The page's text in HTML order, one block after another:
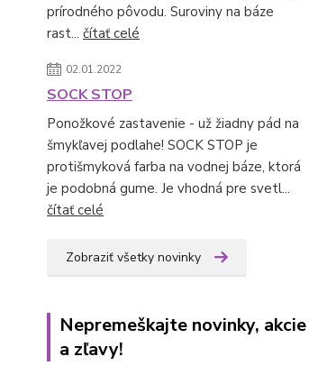
prírodného pôvodu. Suroviny na báze
rast... čítať celé
02.01.2022
SOCK STOP
Ponožkové zastavenie - už žiadny pád na
šmykľavej podlahe! SOCK STOP je
protišmyková farba na vodnej báze, ktorá
je podobná gume. Je vhodná pre svetl...
čítať celé
Zobraziť všetky novinky
Nepremeškajte novinky, akcie
a zľavy!